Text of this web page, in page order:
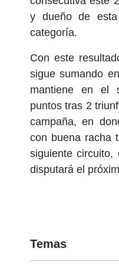
y dueño de
categoría.
Con este
sigue sumando
mantiene en el
puntos tras 2
campaña, en
con buena racha
siguiente
disputará el
Temas